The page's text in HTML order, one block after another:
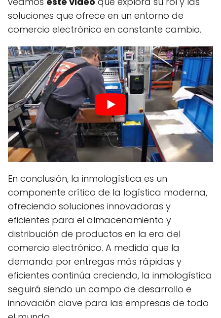
soluciones que ofrece en un entorno de
comercio electrónico en constante cambio.
En conclusión, la inmologística es un
componente crítico de la logística moderna,
ofreciendo soluciones innovadoras y
eficientes para el almacenamiento y
distribución de productos en la era del
comercio electrónico. A medida que la
demanda por entregas más rápidas y
eficientes continúa creciendo, la inmologística
seguirá siendo un campo de desarrollo e
innovación clave para las empresas de todo